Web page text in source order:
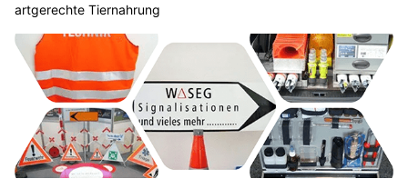
artgerechte Tiernahrung